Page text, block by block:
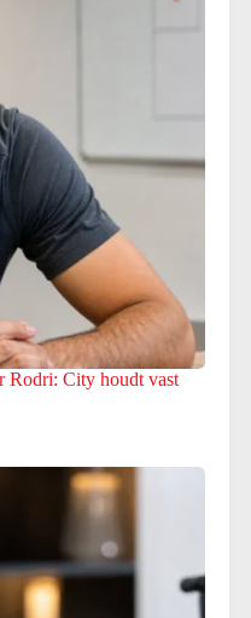
Rodri: City houdt vast